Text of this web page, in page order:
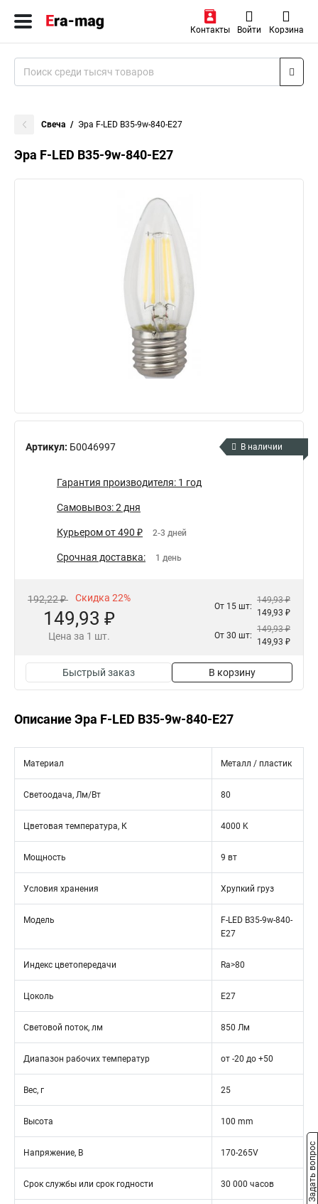
Контакты Войти Корзина
Свеча Эра F-LED B35-9w-840-E27
Эра F-LED B35-9w-840-E27
Артикул: Б0046997 В наличии
Гарантия производителя: 1 год
Самовывоз: 2 дня
Курьером от 490 ₽ 2-3 дней
Срочная доставка: 1 день
192,22 ₽ Скидка 22%
149,93 ₽
Цена за 1 шт.
От 15 шт:
149,93 ₽
149,93 ₽
От 30 шт:
149,93 ₽
149,93 ₽
Быстрый заказ В корзину
Описание Эра F-LED B35-9w-840-E27
Материал Металл / пластик
Светоодача, Лм/Вт 80
Цветовая температура, К 4000 K
Мощность 9 вт
Условия хранения Хрупкий груз
Модель
F-LED B35-9w-840-
E27
Индекс цветопередачи Ra>80
Цоколь Е27
Световой поток, лм 850 Лм
Диапазон рабочих температур от -20 до +50
Вес, г 25
Высота 100 mm
Напряжение, В 170-265V
Срок службы или срок годности 30 000 часов Задать вопрос